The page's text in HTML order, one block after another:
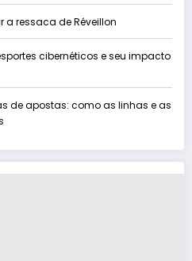
a ressaca de Réveillon
cibernéticos e seu impacto
de apostas: como as linhas e as